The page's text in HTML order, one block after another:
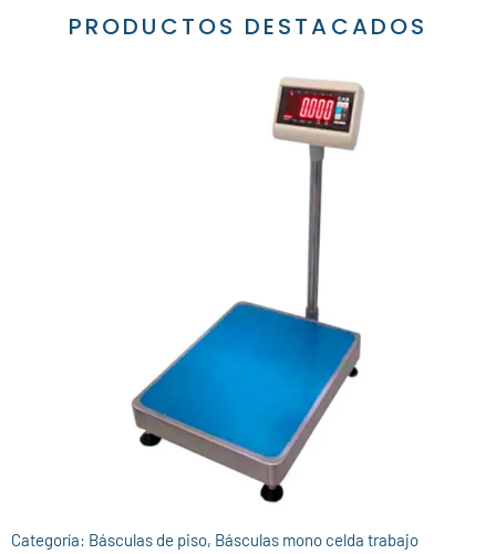
PRODUCTOS DESTACADOS
Categoría: Básculas de piso, Básculas mono celda trabajo